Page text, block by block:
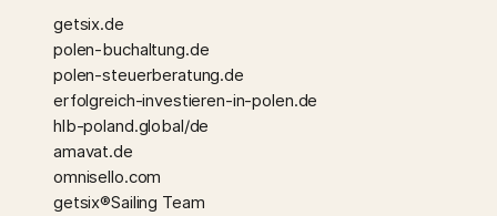
getsix.de
polen-buchaltung.de
polen-steuerberatung.de
erfolgreich-investieren-in-polen.de
hlb-poland.global/de
amavat.de
omnisello.com
getsix®Sailing Team